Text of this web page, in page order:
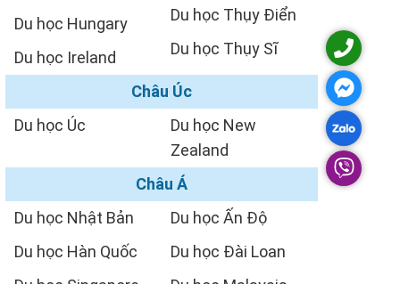
Du học Hungary
Du học Ireland
Du học Thụy Điển
Du học Thụy Sĩ
Châu Úc
Du học Úc
Du học New
Zealand
Châu Á
Du học Nhật Bản
Du học Hàn Quốc
Du học Ấn Độ
Du học Đài Loan